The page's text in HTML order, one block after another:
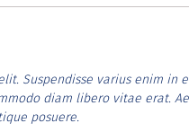
Suspendisse varius enim in
diam libero vitae erat.
posuere.